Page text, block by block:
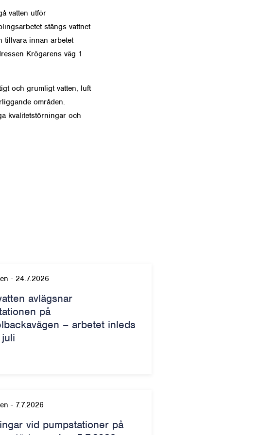
vatten utför
stängs vattnet
tillvara innan arbetet
Krögarens väg 1
och grumligt vatten, luft
områden.
kvalitetstörningar och
- 24.7.2026
avlägsnar
på
– arbetet inleds
- 7.7.2026
vid pumpstationer på